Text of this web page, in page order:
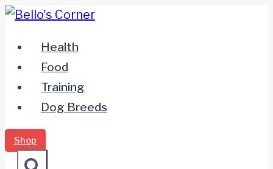
Zum
springenHealth
Food
Training
Dog Breeds
Shop